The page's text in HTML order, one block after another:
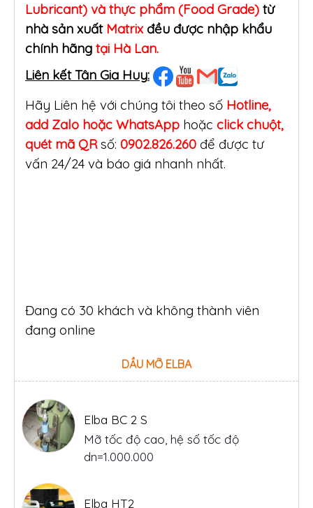
Lubricant) và thực phẩm (Food Grade) từ
nhà sản xuấtMatrix đều được nhập khẩu
chính hãng tại Hà Lan.
Liên kết Tân Gia Huy:
Hãy Liên hệ với chúng tôi theo số Hotline,
add Zalo hoặc WhatsApp hoặc click chuột,
quét mã QRsố: 0902.826.260 để được tư
vấn 24/24 và báo giá nhanh nhất.
Đang có 30 khách và không thành viên
đang online
DẦU MỠ ELBA
Elba BC 2 S
Mỡ tốc độ cao, hệ số tốc độ
dn=1.000.000
Elba HT2